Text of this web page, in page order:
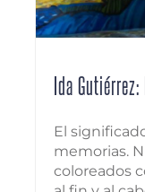
Ida
El
memorias.
coloreados